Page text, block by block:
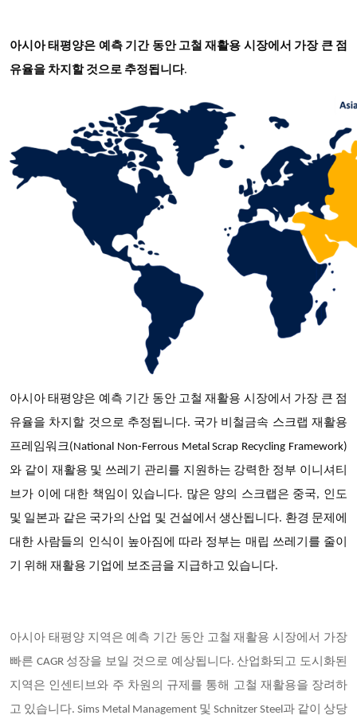
아시아 태평양은 예측 기간 동안 고철 재활용 시장에서 가장 큰 점
유율을 차지할 것으로 추정됩니다.
아시아 태평양은 예측 기간 동안 고철 재활용 시장에서 가장 큰 점
유율을 차지할 것으로 추정됩니다. 국가 비철금속 스크랩 재활용
프레임워크(National Non-Ferrous Metal Scrap Recycling Framework)
와 같이 재활용 및 쓰레기 관리를 지원하는 강력한 정부 이니셔티
브가 이에 대한 책임이 있습니다. 많은 양의 스크랩은 중국, 인도
및 일본과 같은 국가의 산업 및 건설에서 생산됩니다. 환경 문제에
대한 사람들의 인식이 높아짐에 따라 정부는 매립 쓰레기를 줄이
기 위해 재활용 기업에 보조금을 지급하고 있습니다.
아시아 태평양 지역은 예측 기간 동안 고철 재활용 시장에서 가장
빠른 CAGR 성장을 보일 것으로 예상됩니다. 산업화되고 도시화된
지역은 인센티브와 주 차원의 규제를 통해 고철 재활용을 장려하
고 있습니다. Sims Metal Management 및 Schnitzer Steel과 같이 상당